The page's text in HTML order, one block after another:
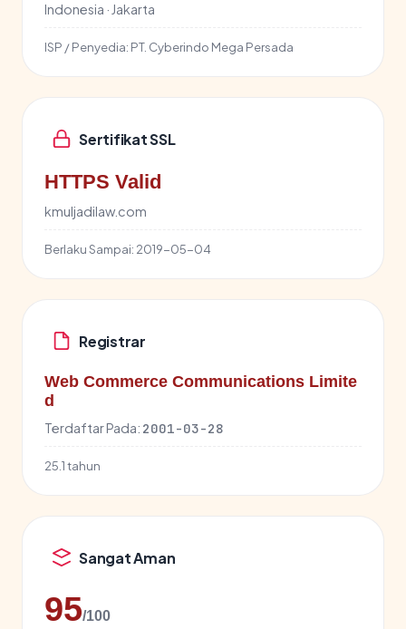
Indonesia · Jakarta
ISP / Penyedia: PT. Cyberindo Mega Persada
Sertifikat SSL
HTTPS Valid
kmuljadilaw.com
Berlaku Sampai: 2019-05-04
Registrar
Web Commerce Communications Limite
d
Terdaftar Pada: 2001-03-28
25.1 tahun
Sangat Aman
95/100